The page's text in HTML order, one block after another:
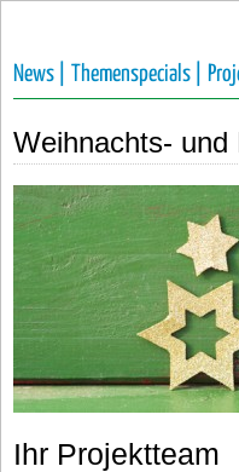
News | Themenspecials |
Weihnachts-
Ihr Projektteam